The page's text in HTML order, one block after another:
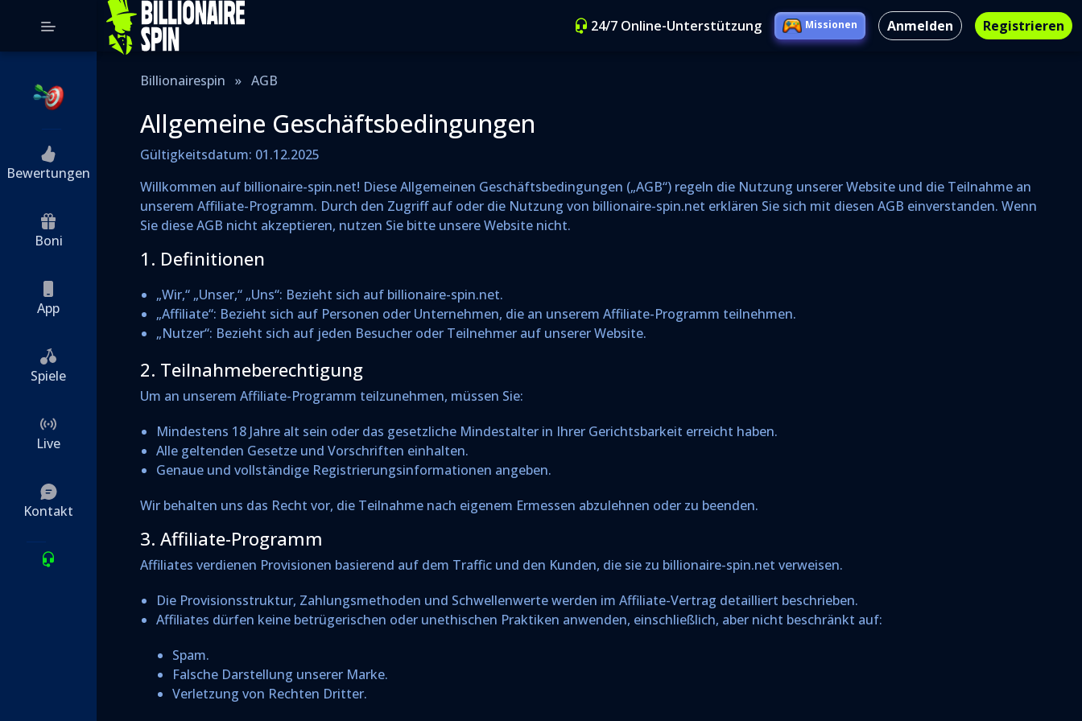
Bewertungen
Boni
App
Spiele
Live
Kontakt
24/7 Online-Unterstützung Missionen Anmelden Registrieren
Billionairespin » AGB
Allgemeine Geschäftsbedingungen
Gültigkeitsdatum: 01.12.2025
Willkommen auf billionaire-spin.net! Diese Allgemeinen Geschäftsbedingungen („AGB“) regeln die Nutzung unserer Website und die Teilnahme an
unserem Affiliate-Programm. Durch den Zugriff auf oder die Nutzung von billionaire-spin.net erklären Sie sich mit diesen AGB einverstanden. Wenn
Sie diese AGB nicht akzeptieren, nutzen Sie bitte unsere Website nicht.
1. Definitionen
„Wir,“ „Unser,“ „Uns“: Bezieht sich auf billionaire-spin.net.
„Affiliate“: Bezieht sich auf Personen oder Unternehmen, die an unserem Affiliate-Programm teilnehmen.
„Nutzer“: Bezieht sich auf jeden Besucher oder Teilnehmer auf unserer Website.
2. Teilnahmeberechtigung
Um an unserem Affiliate-Programm teilzunehmen, müssen Sie:
Mindestens 18 Jahre alt sein oder das gesetzliche Mindestalter in Ihrer Gerichtsbarkeit erreicht haben.
Alle geltenden Gesetze und Vorschriften einhalten.
Genaue und vollständige Registrierungsinformationen angeben.
Wir behalten uns das Recht vor, die Teilnahme nach eigenem Ermessen abzulehnen oder zu beenden.
3. Affiliate-Programm
Affiliates verdienen Provisionen basierend auf dem Traffic und den Kunden, die sie zu billionaire-spin.net verweisen.
Die Provisionsstruktur, Zahlungsmethoden und Schwellenwerte werden im Affiliate-Vertrag detailliert beschrieben.
Affiliates dürfen keine betrügerischen oder unethischen Praktiken anwenden, einschließlich, aber nicht beschränkt auf:
Spam.
Falsche Darstellung unserer Marke.
Verletzung von Rechten Dritter.